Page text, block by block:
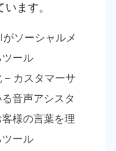
ます。
ソーシャルメ
ール
– カスタマーサ
音声アシスタ
様の言葉を理
ール